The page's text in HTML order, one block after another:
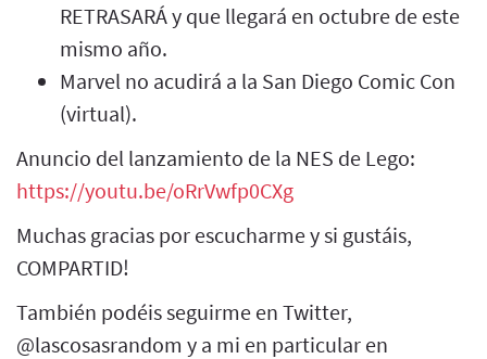
RETRASARÁ y que llegará en octubre de este
mismo año.
Marvel no acudirá a la San Diego Comic Con
(virtual).
Anuncio del lanzamiento de la NES de Lego:
https://youtu.be/oRrVwfp0CXg
Muchas gracias por escucharme y si gustáis,
COMPARTID!
También podéis seguirme en Twitter,
@lascosasrandom y a mi en particular en